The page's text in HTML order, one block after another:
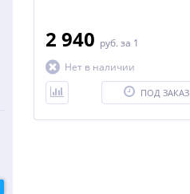
2 940 руб. за 1
Нет в наличии
ПОД ЗАКАЗ